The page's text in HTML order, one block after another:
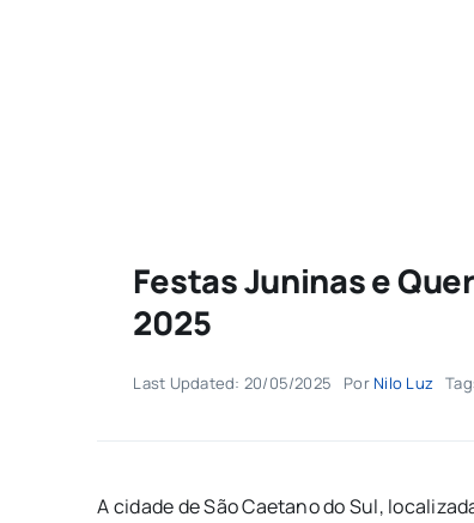
Festas Juninas e
2025
Last Updated: 20/05/2025 PorNilo Luz
A cidade de São Caetano do Sul,